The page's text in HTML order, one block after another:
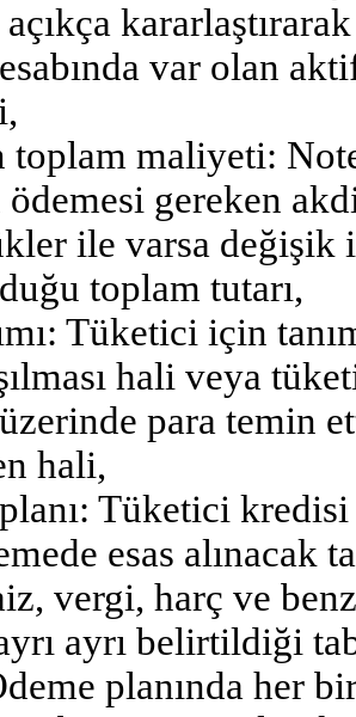
var olan
maliyeti:
gereken
ile varsa değişik
toplam tutarı,
Tüketici için
hali veya
para temin
hali,
Tüketici
esas
vergi, harç ve
ayrı belirtildiği
planında her